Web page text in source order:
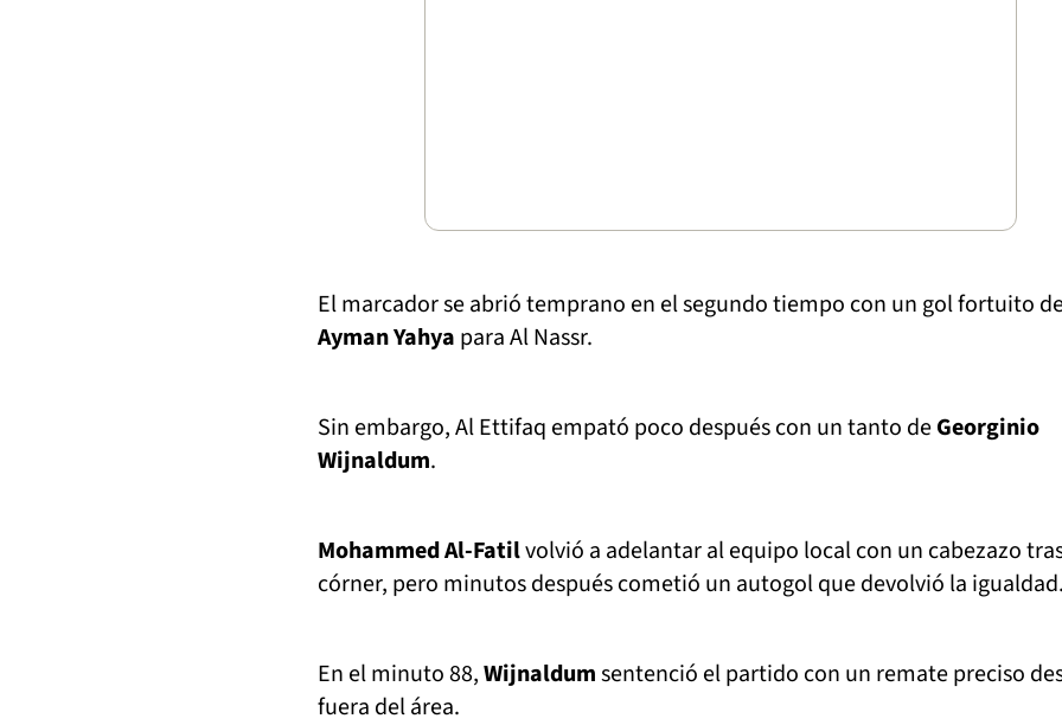
El marcador se abrió temprano en el segundo tiempo con un gol fortuito
Ayman Yahya para Al Nassr.
Sin embargo, Al Ettifaq empató poco después con un tanto deGeorginio
Wijnaldum.
Mohammed Al-Fatilvolvió a adelantar al equipo local con un cabezazo
córner, pero minutos después cometió un autogol que devolvió la
En el minuto 88,Wijnaldumsentenció el partido con un remate preciso
fuera del área.